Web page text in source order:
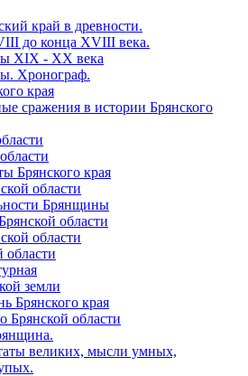
край в древности.
до конца XVIII века.
XIX - XX века
Хронограф.
края
сражения в истории Брянского
Брянского края
области
Брянщины
области
области
области
земли
Брянского края
Брянской области
великих, мысли умных,